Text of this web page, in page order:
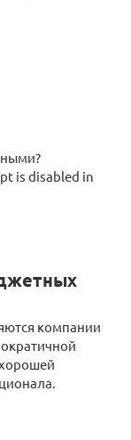
is disabled in
компании